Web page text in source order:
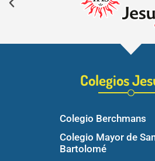
Colegios
Colegio Berchmans
Colegio Mayor de
Bartolomé